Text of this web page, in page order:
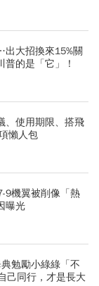
大招換來15%關
的是「它」！
、使用期限、搭飛
懶人包
9機翼被削像「熱
曝光
勉勵小綠綠「不
己同行，才是長大